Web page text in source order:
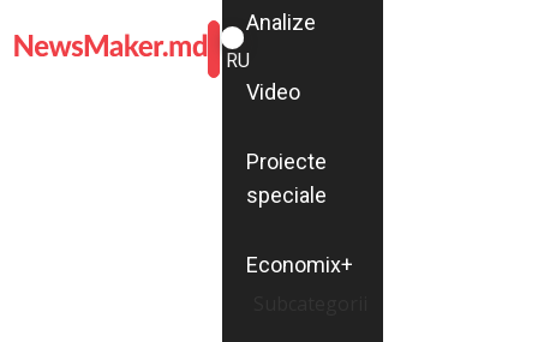
ROMÂNĂ
RU
Analize
Video
Proiecte
speciale
Economix+